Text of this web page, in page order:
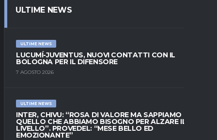
ULTIME NEWS
ULTIME NEWS
LUCUMÍ-JUVENTUS, NUOVI CONTATTI CON IL
BOLOGNA PER IL DIFENSORE
7 AGOSTO 2026
ULTIME NEWS
INTER, CHIVU: “ROSA DI VALORE MA SAPPIAMO
QUELLO CHE ABBIAMO BISOGNO PER ALZARE IL
LIVELLO”. PROVEDEL: “MESE BELLO ED
EMOZIONANTE”